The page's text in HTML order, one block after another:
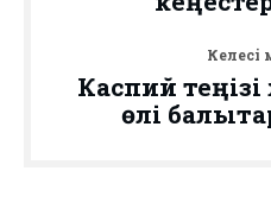
Келесі
Каспий
өлі